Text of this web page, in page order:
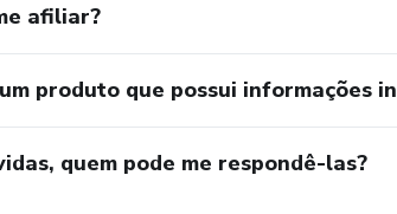
afiliar?
produto que possui informações
quem pode me respondê-las?